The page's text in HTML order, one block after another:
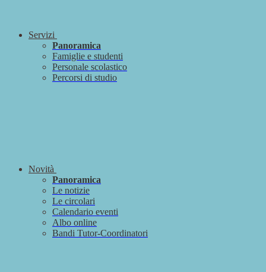
Servizi
Panoramica
Famiglie e studenti
Personale scolastico
Percorsi di studio
Novità
Panoramica
Le notizie
Le circolari
Calendario eventi
Albo online
Bandi Tutor-Coordinatori